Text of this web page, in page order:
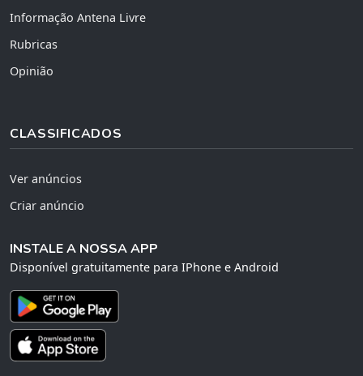
Informação Antena Livre
Rubricas
Opinião
CLASSIFICADOS
Ver anúncios
Criar anúncio
INSTALE A NOSSA APP
Disponível gratuitamente para IPhone e Android